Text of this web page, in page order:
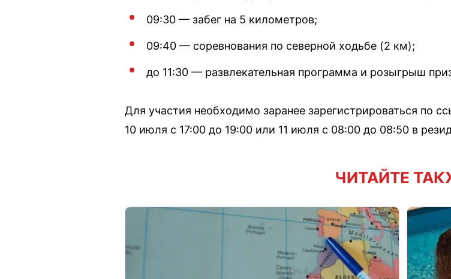
09:30 — забег на 5 километров;
09:40 — соревнования по северной ходьбе (2 км);
до 11:30 — развлекательная программа и розыгрыш
Для участия необходимо заранее зарегистрироваться по
10 июля с 17:00 до 19:00 или 11 июля с 08:00 до 08:50 в
ЧИТАЙТЕ